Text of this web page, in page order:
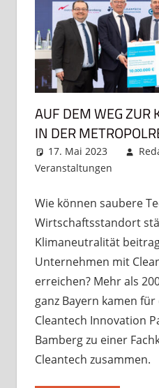
AUF DEM WEG ZUR
IN DER
17. Mai 2023
Veranstaltungen
Wie können saubere
Wirtschaftsstandort
Klimaneutralität
Unternehmen mit
erreichen? Mehr als
ganz Bayern kamen für
Cleantech Innovation
Bamberg zu einer
Cleantech zusammen.